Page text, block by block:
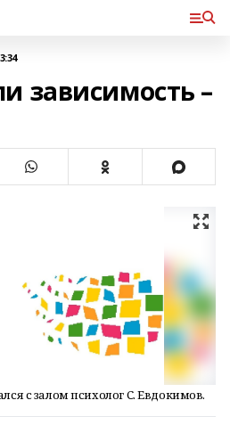
зависимость –
с залом психолог С. Евдокимов.